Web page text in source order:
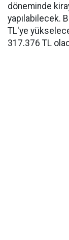
döneminde
yapılabilecek.
TL'ye
317.376 TL